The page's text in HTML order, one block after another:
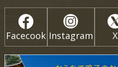
Facecook Instagram X